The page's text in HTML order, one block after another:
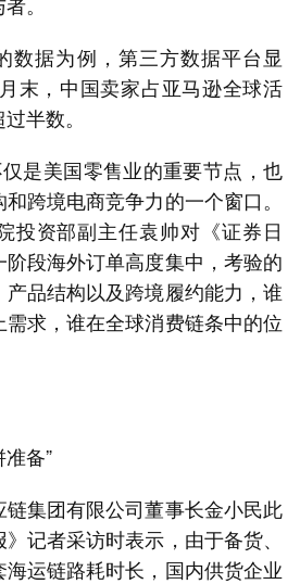
数据为例，第三方数据平台显
末，中国卖家占亚马逊全球活
半数。
仅是美国零售业的重要节点，也
跨境电商竞争力的一个窗口。
投资部副主任袁帅对《证券日
段海外订单高度集中，考验的
品结构以及跨境履约能力，谁
求，谁在全球消费链条中的位
准备”
集团有限公司董事长金小民此
记者采访时表示，由于备货、
运链路耗时长，国内供货企业